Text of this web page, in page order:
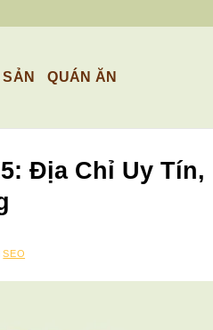
QUÁN ĂN
Địa Chỉ Uy Tín,
SEO